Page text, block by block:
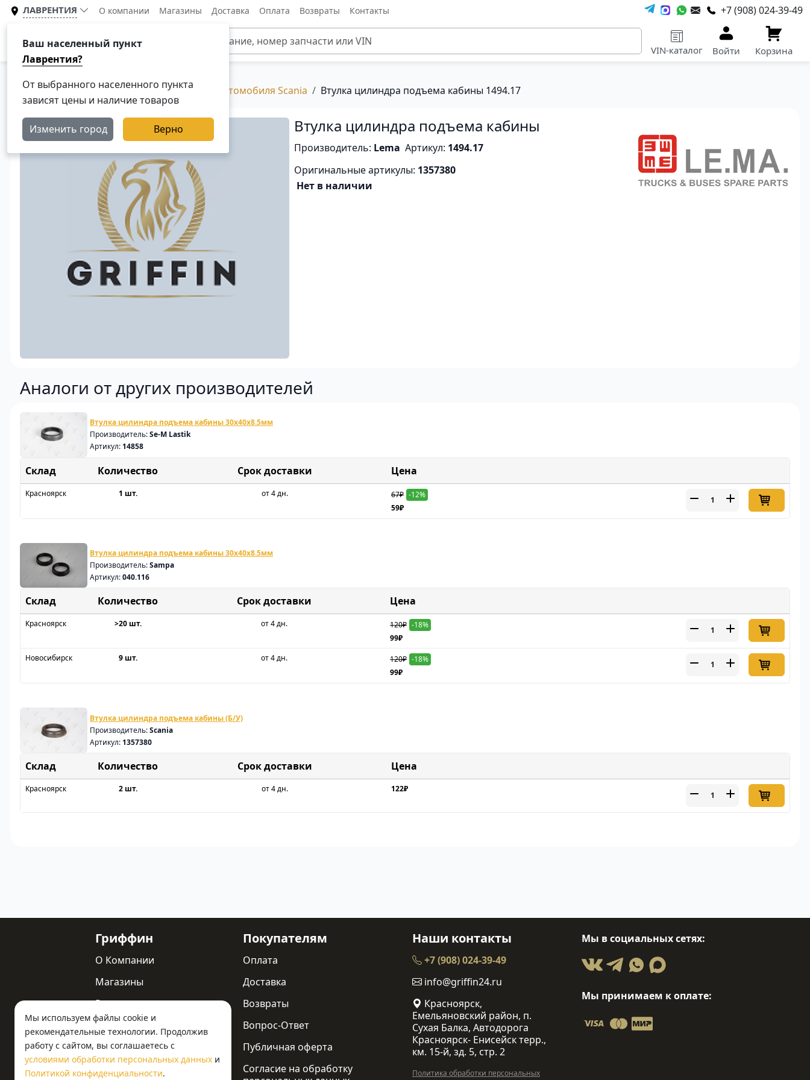
ЛАВРЕНТИЯ
Ваш населенный пункт
Лаврентия?
От выбранного населенного пункта
зависят цены и наличие товаров
Изменить город Верно
О компании Магазины Доставка Оплата Возвраты Контакты +7 (908) 024-39-49
Каталог
VIN-каталог Войти Корзина
Главная Каталог Кабина для грузового автомобиля Scania Втулка цилиндра подъема кабины 1494.17
Втулка цилиндра подъема кабины
Производитель: Lema Артикул: 1494.17
Оригинальные артикулы: 1357380
Нет в наличии
Аналоги от других производителей
Втулка цилиндра подъема кабины 30x40x8.5мм
Производитель:Se-M Lastik
Артикул: 14858
Склад Срок доставки Цена
Красноярск 1 шт. от 4 дн. 67₽ -12%
59₽
Втулка цилиндра подъема кабины 30x40x8.5мм
Производитель:Sampa
Артикул:040.116
Склад Срок доставки Цена
Красноярск >20 шт. от 4 дн. 120₽ -18%
99₽
Новосибирск
9 шт. от 4 дн. 120₽ -18%
99₽
Втулка цилиндра подъема кабины (Б/У)
Производитель:Scania
Артикул: 1357380
Склад Срок доставки Цена
Красноярск 2 шт. от 4 дн. 122₽
Мы используем файлы cookie и
рекомендательные технологии. Продолжив
работу с сайтом, вы соглашаетесь с
условиями обработки персональных данных и
Политикой конфиденциальности.
Гриффин
О Компании
Магазины
Реквизиты
Статьи
Новости
Контакты
Покупателям
Оплата
Доставка
Возвраты
Вопрос-Ответ
Публичная оферта
Согласие на обработку
Наши контакты
+7 (908) 024-39-49
info@griffin24.ru
Красноярск,
Емельяновский район, п.
Сухая Балка, Автодорога
Красноярск- Енисейск терр.,
км. 15-й, зд. 5, стр. 2
Политика обработки персональных
Мы в социальных сетях:
Мы принимаем к оплате: